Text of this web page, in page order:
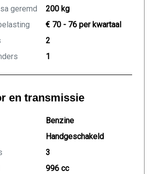
geremd
200 kg
€ 70 - 76 per kwartaal
2
1
en transmissie
Benzine
Handgeschakeld
3
996 cc